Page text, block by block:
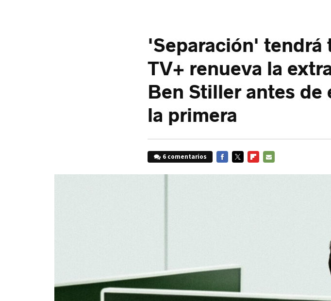
'Separación' tendrá
TV+ renueva la
Ben Stiller antes
la primera
6 comentarios